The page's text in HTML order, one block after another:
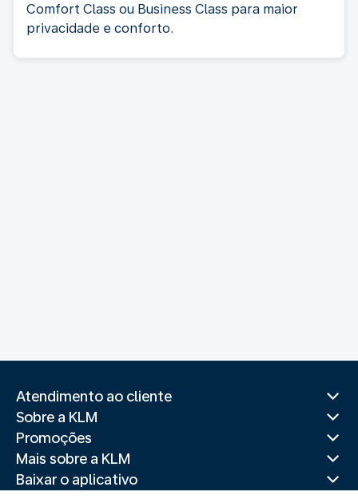
Comfort Class ou Business Class para maior
privacidade e conforto.
Atendimento ao cliente
Sobre a KLM
Promoções
Mais sobre a KLM
Baixar o aplicativo